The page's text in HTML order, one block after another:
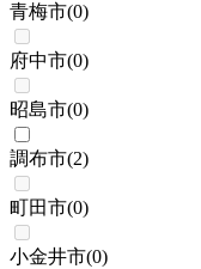
青梅市(0)
府中市(0)
昭島市(0)
調布市(2)
町田市(0)
小金井市(0)